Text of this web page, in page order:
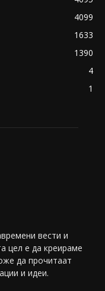
4099
1633
1390
4
1
вести и
цел е да креираме
да прочитаат
и идеи.